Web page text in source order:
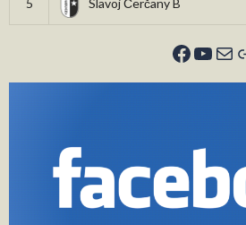
5 Slavoj Čerčany B
E-